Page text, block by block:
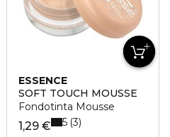
ESSENCE
SOFT TOUCH MOUSSE
Fondotinta Mousse
1,29 € 5 3